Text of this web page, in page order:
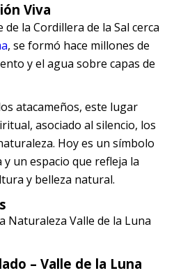
Viva
la Cordillera de la Sal cerca
, se formó hace millones de
y el agua sobre capas de
atacameños, este lugar
asociado al silencio, los
Hoy es un símbolo
un espacio que refleja la
y belleza natural.
Naturaleza Valle de la Luna
– Valle de la Luna